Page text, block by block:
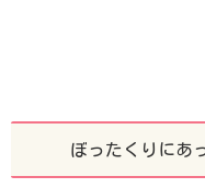
ぼったくりにあ